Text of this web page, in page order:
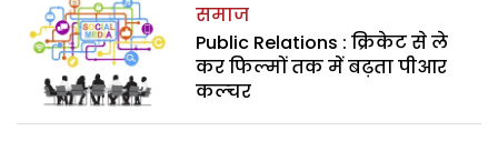
समाज
Public Relations : क्रिकेट से ले
कर फिल्मों तक में बढ़ता पीआर
कल्चर